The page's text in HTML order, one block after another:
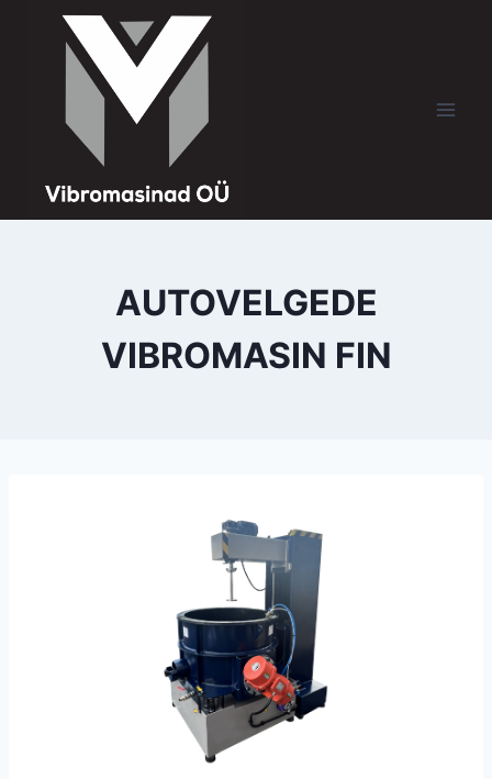
AUTOVELGEDE
VIBROMASIN FIN